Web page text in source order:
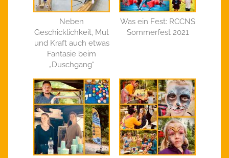
Neben
Geschicklichkeit, Mut
und Kraft auch etwas
Fantasie beim
„Duschgang“
Was ein Fest: RCCNS
Sommerfest 2021